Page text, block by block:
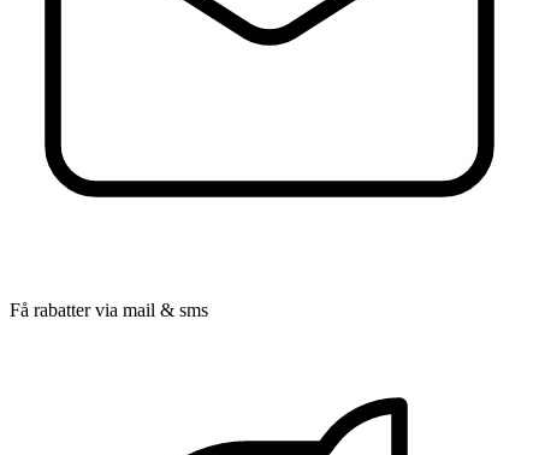
Få rabatter via mail & sms